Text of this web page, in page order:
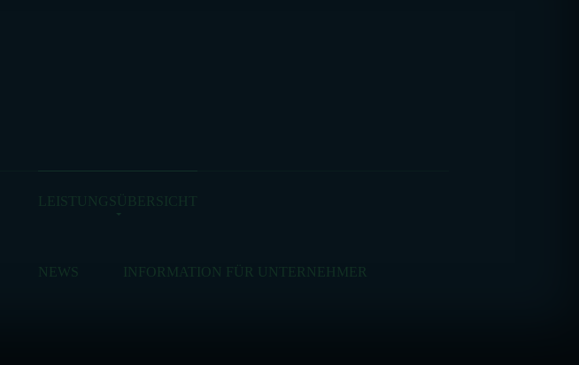
LEISTUNGSÜBERSICHT
NEWS INFORMATION FÜR UNTERNEHMER